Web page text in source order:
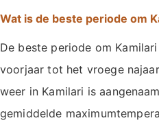
Wat is de beste periode om
De beste periode om
voorjaar tot het vroege
weer in Kamilari is
gemiddelde